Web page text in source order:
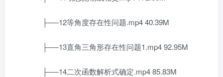
├──12等角度存在性问题.mp4 40.39M
├──13直角三角形存在性问题1.mp4 92.95M
├──14二次函数解析式确定.mp4 85.83M